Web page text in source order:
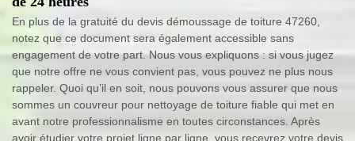
En plus de la gratuité du devis démoussage de toiture 47260,
notez que ce document sera également accessible sans
engagement de votre part. Nous vous expliquons : si vous jugez
que notre offre ne vous convient pas, vous pouvez ne plus nous
rappeler. Quoi qu’il en soit, nous pouvons vous assurer que nous
sommes un couvreur pour nettoyage de toiture fiable qui met en
avant notre professionnalisme en toutes circonstances. Après
avoir étudier votre projet ligne par ligne, vous recevrez votre devis